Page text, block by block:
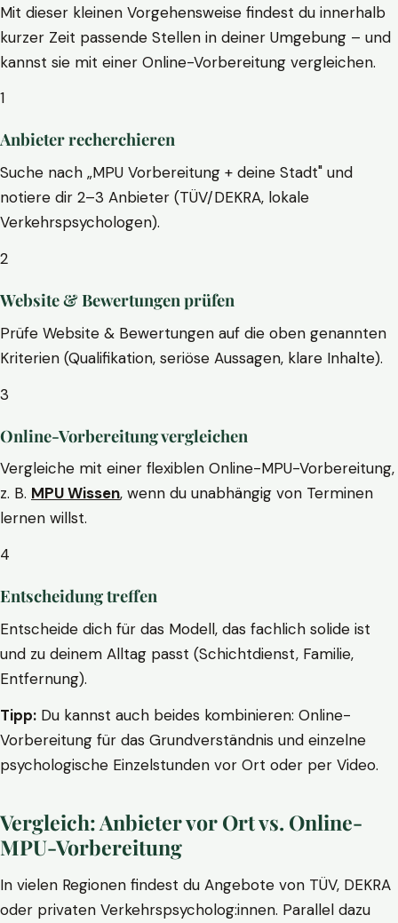
Mit dieser kleinen Vorgehensweise findest du innerhalb
kurzer Zeit passende Stellen in deiner Umgebung – und
kannst sie mit einer Online-Vorbereitung vergleichen.
1
Anbieter recherchieren
Suche nach „MPU Vorbereitung + deine Stadt" und
notiere dir 2–3 Anbieter (TÜV/DEKRA, lokale
Verkehrspsychologen).
2
Website & Bewertungen prüfen
Prüfe Website & Bewertungen auf die oben genannten
Kriterien (Qualifikation, seriöse Aussagen, klare Inhalte).
3
Online-Vorbereitung vergleichen
Vergleiche mit einer flexiblen Online-MPU-Vorbereitung,
z. B. MPU Wissen, wenn du unabhängig von Terminen
lernen willst.
4
Entscheidung treffen
Entscheide dich für das Modell, das fachlich solide ist
und zu deinem Alltag passt (Schichtdienst, Familie,
Entfernung).
Tipp: Du kannst auch beides kombinieren: Online-
Vorbereitung für das Grundverständnis und einzelne
psychologische Einzelstunden vor Ort oder per Video.
Vergleich: Anbieter vor Ort vs. Online-
MPU-Vorbereitung
In vielen Regionen findest du Angebote von TÜV, DEKRA
oder privaten Verkehrspsycholog:innen. Parallel dazu